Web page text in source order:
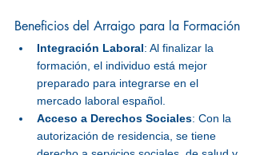
Beneficios del Arraigo para la Formación
Integración Laboral: Al finalizar la
formación, el individuo está mejor
preparado para integrarse en el
mercado laboral español.
Acceso a Derechos Sociales: Con la
autorización de residencia, se tiene